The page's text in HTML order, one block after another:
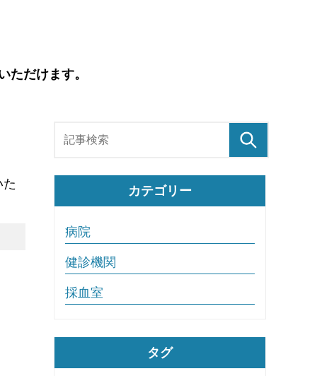
ただけます。
カテゴリー
病院
健診機関
採血室
タグ